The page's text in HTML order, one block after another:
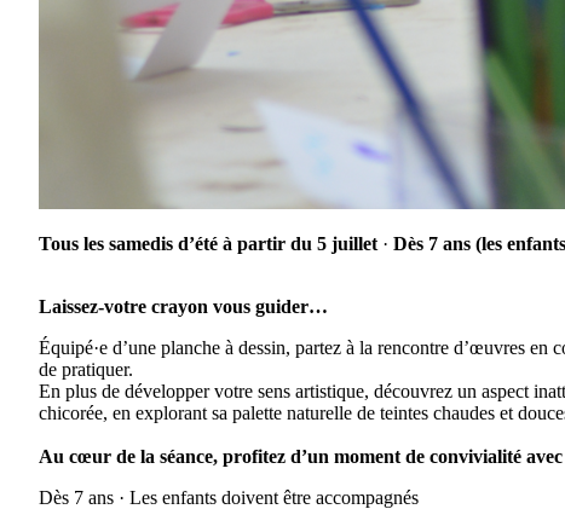
Tous les samedis d’été à partir du 5 juillet · Dès 7 ans (les
Laissez-votre crayon vous guider…
Équipé·e d’une planche à dessin, partez à la rencontre d’œuvres
de pratiquer.
En plus de développer votre sens artistique, découvrez un aspect
chicorée, en explorant sa palette naturelle de teintes chaudes et
Au cœur de la séance, profitez d’un moment de convivialité
Dès 7 ans · Les enfants doivent être accompagnés